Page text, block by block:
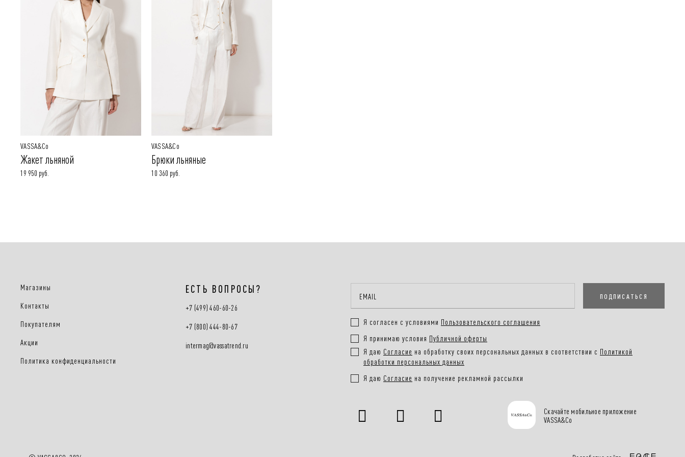
VASSA&Co
Жакет льняной
19 950 руб.
VASSA&Co
Брюки льняные
10 360 руб.
Магазины
Контакты
Покупателям
Акции
Политика конфиденциальности
ЕСТЬ ВОПРОСЫ?
+7 (499) 460-60-26
+7 (800) 444-80-67
intermag@vassatrend.ru
ПОДПИСАТЬСЯ
Я согласен с условиями Пользовательского соглашения
Я принимаю условия Публичной оферты
Я даю Согласие на обработку своих персональных данных в соответствии с Политикой
обработки персональных данных
Я даю Согласие на получение рекламной рассылки
Скачайте мобильное приложение
VASSA&Co